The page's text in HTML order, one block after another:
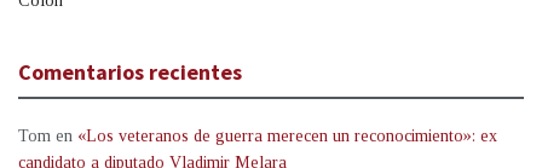
Comentarios recientes
Tom en «Los veteranos de guerra merecen un reconocimiento»: ex
candidato a diputado Vladimir Melara